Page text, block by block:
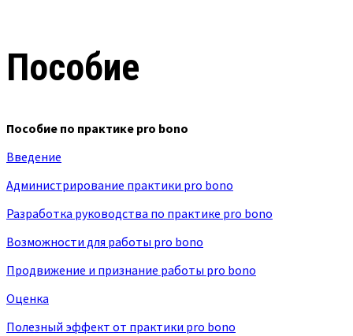
Пособие
Пособие по практике pro bono
Введение
Администрирование практики pro bono
Разработка руководства по практике pro bono
Возможности для работы pro bono
Продвижение и признание работы pro bono
Оценка
Полезный эффект от практики pro bono